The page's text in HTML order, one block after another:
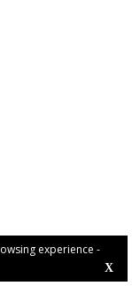
experience -
X